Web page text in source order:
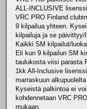
ALL-INCLUSIVE
VRC PRO Finland
9 kilpailua yhteen.
kilpailuja ja se päivittyy/
Kaikki SM kilpailut/
Eli kun 9 kilpailun SM
taulukosta viisi parasta
1kk All-Inclusive
marraskuun
Kyseistä palkintoa ei
kohdennetaan VRC
mukaan.